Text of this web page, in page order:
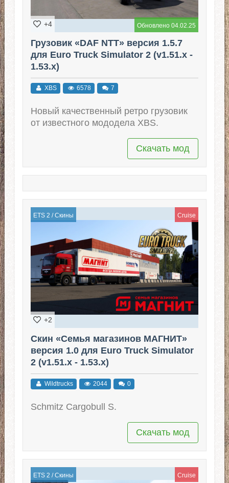
Обновлено 04.02.25
+4
Грузовик «DAF NTT» версия 1.5.7
для Euro Truck Simulator 2 (v1.51.x -
1.53.x)
XBS 6578 7
Новый качественный ретро грузовик
от известного мододела XBS.
Скачать мод
ETS 2 /Скины Cruise
+2
Скин «Семья магазинов МАГНИТ»
версия 1.0 для Euro Truck Simulator
2 (v1.51.x - 1.53.x)
Wildtrucks 2044 0
Schmitz Cargobull S.
Скачать мод
ETS 2 /Скины Cruise